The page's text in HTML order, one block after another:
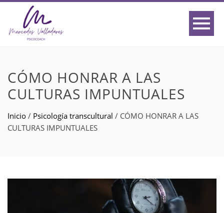
CÓMO HONRAR A LAS
CULTURAS IMPUNTUALES
Inicio / Psicología transcultural / CÓMO HONRAR A LAS
CULTURAS IMPUNTUALES